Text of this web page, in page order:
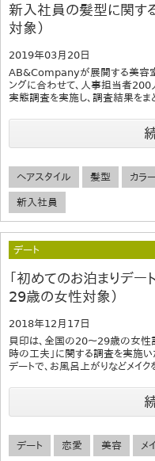
新入社員の髪型に関す
対象）
2019年03月20日
AB&Companyが展開する美容室
ングに合わせて、人事担当者
実態調査を実施し、調査結果をま
ヘアスタイル 髪型 カラ
新入社員
デート
「初めてのお泊まりデ
29歳の女性対象）
2018年12月17日
貝印は、全国の20～29歳の女性
時の工夫」に関する調査を実施
デートで、お風呂上がりなどメイク
デート 恋愛 美容 メ